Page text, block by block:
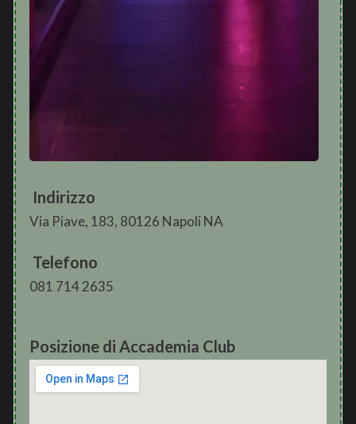
Indirizzo
Via Piave, 183, 80126 Napoli NA
Telefono
081 714 2635
Posizione di Accademia Club